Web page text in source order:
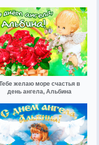
желаю море счастья в
день ангела, Альбина